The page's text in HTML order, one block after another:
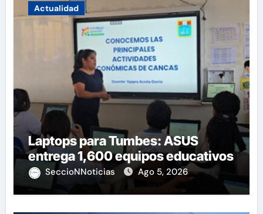
Actualidad
Laptops para Tumbes: ASUS
entrega 1,600 equipos educativos
SeccioNNoticias Ago 5, 2026